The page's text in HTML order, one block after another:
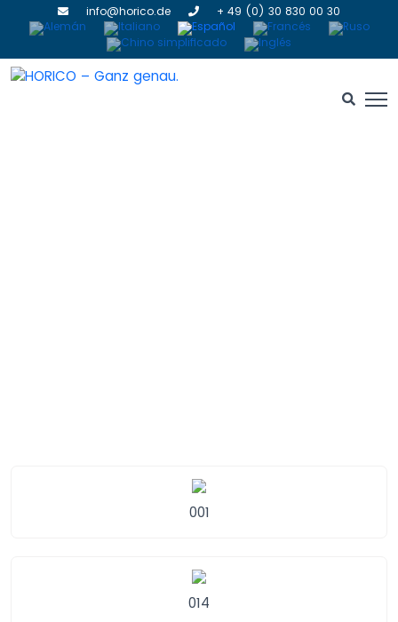
info@horico.de + 49 (0) 30 830 00 30
001
014